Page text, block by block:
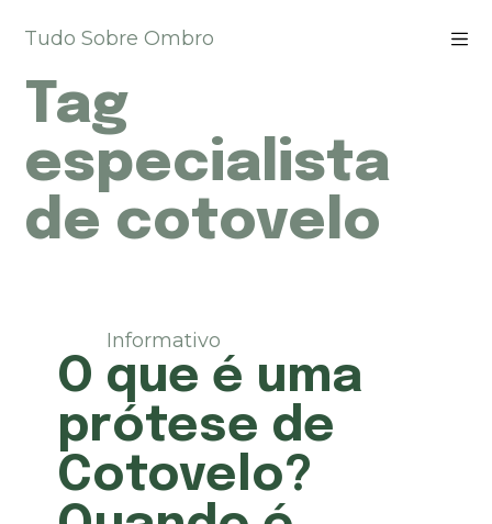
u
a
a
a
o
Tudo Sobre Ombro
Tag
especialista
de cotovelo
Informativo
O que é uma
prótese de
Cotovelo?